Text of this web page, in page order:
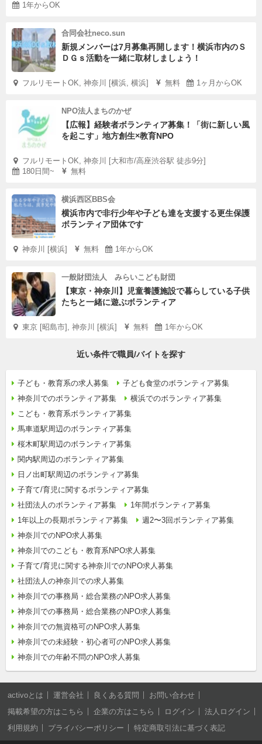
1年からOK
合同会社neco.sun
新規メンバーは7月募集再開します！横浜市内のＳ
ＤＧｓ活動を一緒に取材しましょう！
フルリモートOK, 神奈川 [横浜, 横浜] 無料 1ヶ月からOK
NPO法人まちのかぜ
【広報】経験者ボランティア募集！「街に新しい風
を起こす」地方創生×教育NPO
フルリモートOK, 神奈川 [大和市/高座渋谷駅 徒歩9分]
180日間~
無料
横浜西区BBS会
横浜市内で非行少年や子ども達を支援する更生保護
ボランティア団体です
神奈川 [横浜] 無料 1年からOK
一般財団法人 みらいこども財団
【東京・神奈川】児童養護施設で暮らしている子供
たちと一緒に遊ぶボランティア
東京 [昭島市], 神奈川 [横浜] 無料 1年からOK
近い条件で職員/バイトを探す
子ども・教育系の求人募集
子ども食堂のボランティア募集
神奈川でのボランティア募集
横浜でのボランティア募集
こども・教育系ボランティア募集
馬車道駅周辺のボランティア募集
桜木町駅周辺のボランティア募集
関内駅周辺のボランティア募集
日ノ出町駅周辺のボランティア募集
子育て/育児に関するボランティア募集
社団法人のボランティア募集
1年間ボランティア募集
1年以上の長期ボランティア募集
週2〜3回ボランティア募集
神奈川でのNPO求人募集
神奈川でのこども・教育系NPO求人募集
子育て/育児に関する神奈川でのNPO求人募集
社団法人の神奈川での求人募集
神奈川での事務局・総合業務のNPO求人募集
神奈川での事務局・総合業務のNPO求人募集
神奈川での無資格可のNPO求人募集
神奈川での未経験・初心者可のNPO求人募集
神奈川での年齢不問のNPO求人募集
activoとは 運営会社 良くある質問
お問い合わせ
掲載希望の方はこちら
企業の方はこちら ログイン
法人ログイン
利用規約
プライバシーポリシー 特定商取引法に基づく表記